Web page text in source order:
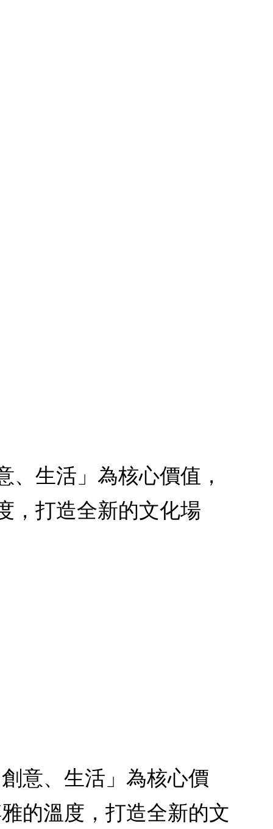
生活」為核心價值，
，打造全新的文化場
意、生活」為核心價
的溫度，打造全新的文